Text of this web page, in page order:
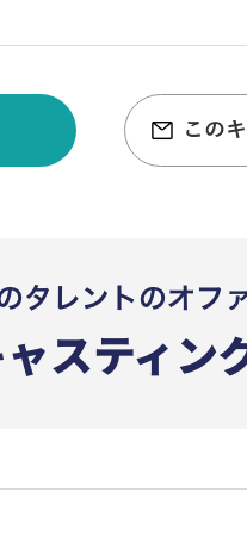
この